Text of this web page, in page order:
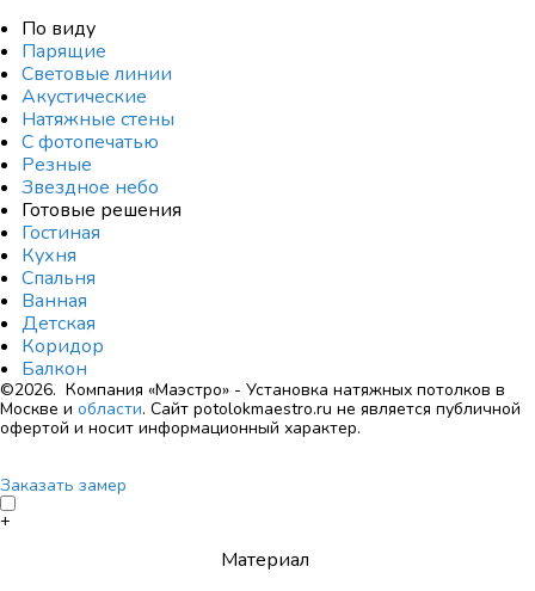
По виду
Парящие
Световые линии
Акустические
Натяжные стены
С фотопечатью
Резные
Звездное небо
Готовые решения
Гостиная
Кухня
Спальня
Ванная
Детская
Коридор
Балкон
©2026. Компания «Маэстро» - Установка натяжных потолков в
Москве и области. Сайт potolokmaestro.ru не является публичной
офертой и носит информационный характер.
Заказать замер
+
Материал